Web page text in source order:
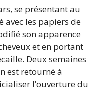
se présentant au
avec les papiers de
son apparence
et en portant
Deux semaines
est retourné à
l’ouverture du